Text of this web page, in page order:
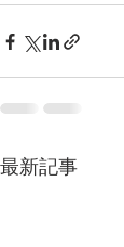
最新記事